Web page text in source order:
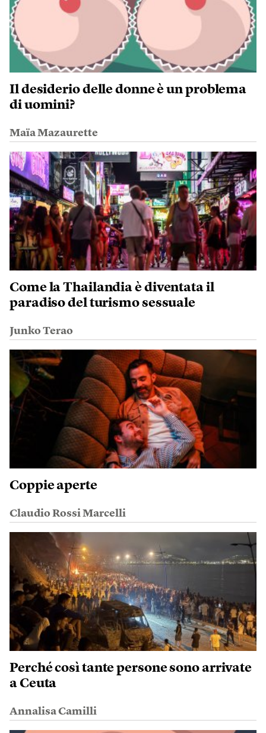
Il desiderio delle donne è un problema
di uomini?
Maïa Mazaurette
Come la Thailandia è diventata il
paradiso del turismo sessuale
Junko Terao
Coppie aperte
Claudio Rossi Marcelli
Perché così tante persone sono arrivate
a Ceuta
Annalisa Camilli